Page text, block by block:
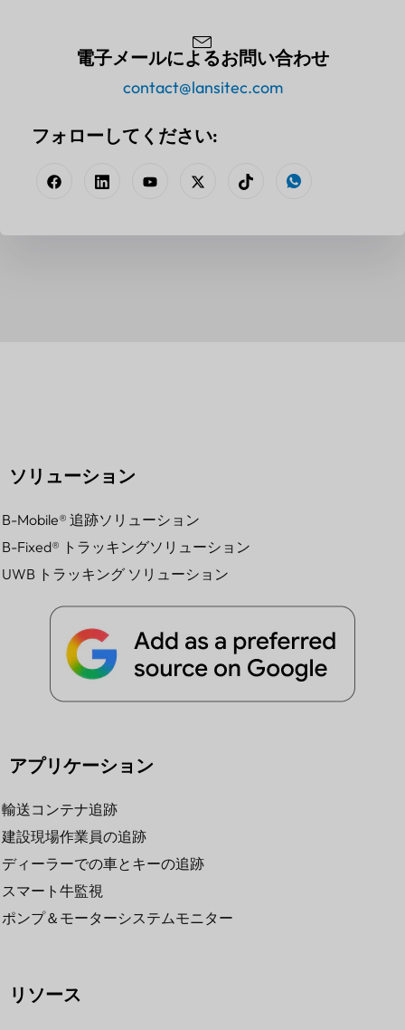
電子メールによるお問い合わせ
contact@lansitec.com
フォローしてください:
ソリューション
B-Mobile® 追跡ソリューション
B-Fixed® トラッキングソリューション
UWB トラッキング ソリューション
アプリケーション
輸送コンテナ追跡
建設現場作業員の追跡
ディーラーでの車とキーの追跡
スマート牛監視
ポンプ＆モーターシステムモニター
リソース